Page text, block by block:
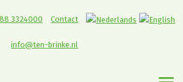
Contact
3324000
info@ten-brinke.nl